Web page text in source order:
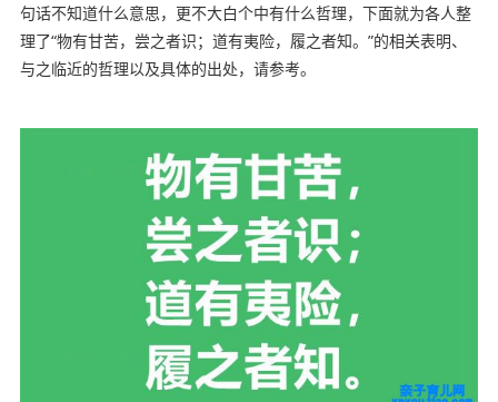
句话不知道什么意思，更不大白个中有什么哲理，下面就为各人整
理了“物有甘苦，尝之者识；道有夷险，履之者知。”的相关表明、
与之临近的哲理以及具体的出处，请参考。